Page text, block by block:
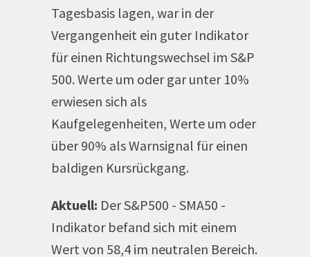
Tagesbasis lagen, war in der
Vergangenheit ein guter Indikator
für einen Richtungswechsel im S&P
500. Werte um oder gar unter 10%
erwiesen sich als
Kaufgelegenheiten, Werte um oder
über 90% als Warnsignal für einen
baldigen Kursrückgang.
Aktuell: Der S&P500 - SMA50 -
Indikator befand sich mit einem
Wert von 58,4 im neutralen Bereich.